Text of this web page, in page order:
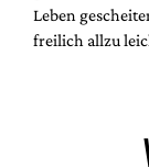
Leben
freilich allzu